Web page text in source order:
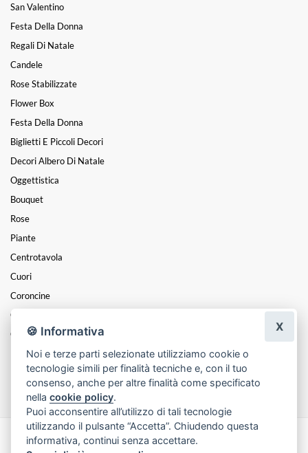
San Valentino
Festa Della Donna
Regali Di Natale
Candele
Rose Stabilizzate
Flower Box
Festa Della Donna
Biglietti E Piccoli Decori
Decori Albero Di Natale
Oggettistica
Bouquet
Rose
Piante
Centrotavola
Cuori
Coroncine
Composizioni
Cesti
Mazzi
Funebre
Made with byInfoser.it- Realizzazione Siti ecommerce per Fioristi
🍪 Informativa
Noi e terze parti selezionate utilizziamo cookie o
tecnologie simili per finalità tecniche e, con il tuo
consenso, anche per altre finalità come specificato
nellacookie policy.
Puoi acconsentire all’utilizzo di tali tecnologie
utilizzando il pulsante “Accetta”. Chiudendo questa
informativa, continui senza accettare.
X